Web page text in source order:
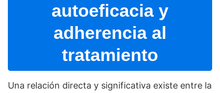
autoeficacia y
adherencia al
tratamiento
Una relación directa y significativa existe entre la